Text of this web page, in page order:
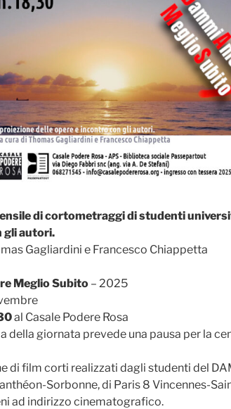
di cortometraggi di studenti
gli autori.
Gagliardini e Francesco Chiappetta
Meglio Subito – 2025
al Casale Podere Rosa
della giornata prevede una pausa per la
di film corti realizzati dagli studenti del
Sorbonne, di Paris 8 Vincennes-
ad indirizzo cinematografico.